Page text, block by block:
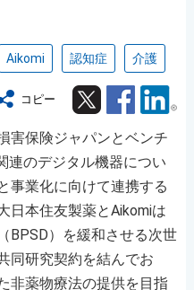
Aikomi 認知症 介護
コピー Twitter Facebook
害保険ジャパンとベンチ
連のデジタル機器につい
事業化に向けて連携する
日本住友製薬とAikomiは
BPSD）を緩和させる次世
同研究契約を結んでお
非薬物療法の提供を目指